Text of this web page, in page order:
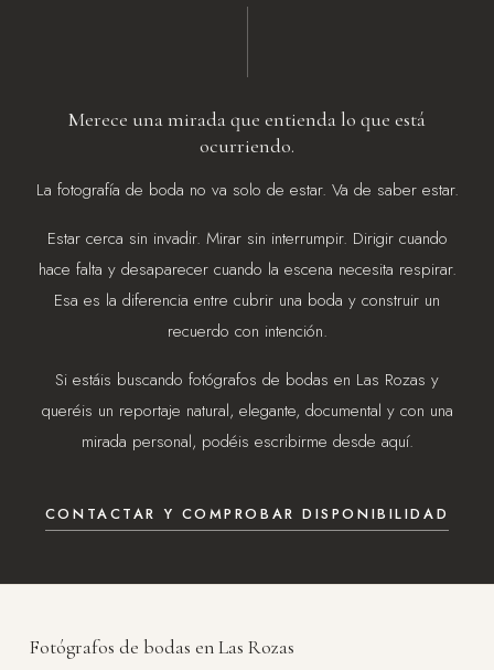
Merece una mirada que entienda lo que está
ocurriendo.
La fotografía de boda no va solo de estar. Va de saber estar.
Estar cerca sin invadir. Mirar sin interrumpir. Dirigir cuando
hace falta y desaparecer cuando la escena necesita respirar.
Esa es la diferencia entre cubrir una boda y construir un
recuerdo con intención.
Si estáis buscando fotógrafos de bodas en Las Rozas y
queréis un reportaje natural, elegante, documental y con una
mirada personal, podéis escribirme desde aquí.
CONTACTAR Y COMPROBAR DISPONIBILIDAD
Fotógrafos de bodas en Las Rozas